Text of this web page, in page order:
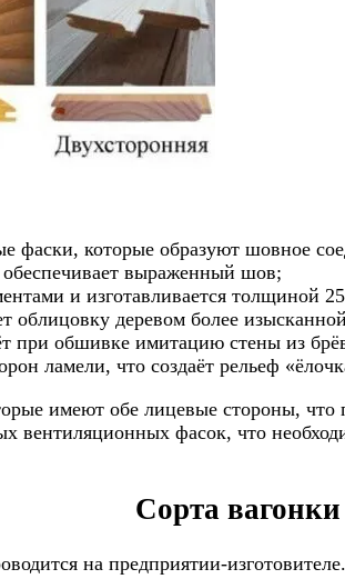
фаски, которые образуют шовное
обеспечивает выраженный шов;
и изготавливается толщиной
облицовку деревом более
при обшивке имитацию стены из
ламели, что создаёт рельеф
имеют обе лицевые стороны,
вентиляционных фасок, что
Сорта вагонки
на предприятии-